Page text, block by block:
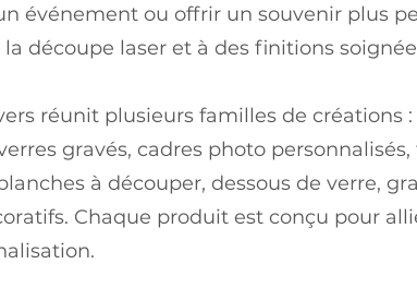
événement ou offrir un souvenir plus
la découpe laser et à des finitions
réunit plusieurs familles de créations
gravés, cadres photo
à découper, dessous de verre,
Chaque produit est conçu pour